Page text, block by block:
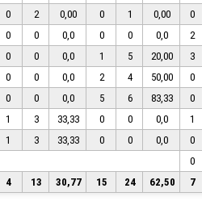
0 2 0,00 0 1 0,00 0
0 0 0,0 0 0 0,0 2
0 0 0,0 1 5 20,00 3
0 0 0,0 2 4 50,00 0
0 0 0,0 5 6 83,33 0
1 3 33,33 0 0 0,0 1
1 3 33,33 0 0 0,0 0
0
4 13 30,77 15 24 62,50 7